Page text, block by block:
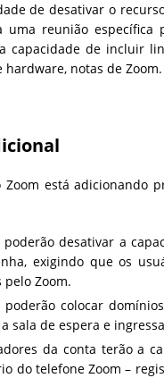
de desativar o
reunião específica
capacidade de incluir
notas de Zoom.
está adicionando
desativar a
exigindo que os
Zoom.
colocar
sala de espera e
da conta terão a
do telefone Zoom –